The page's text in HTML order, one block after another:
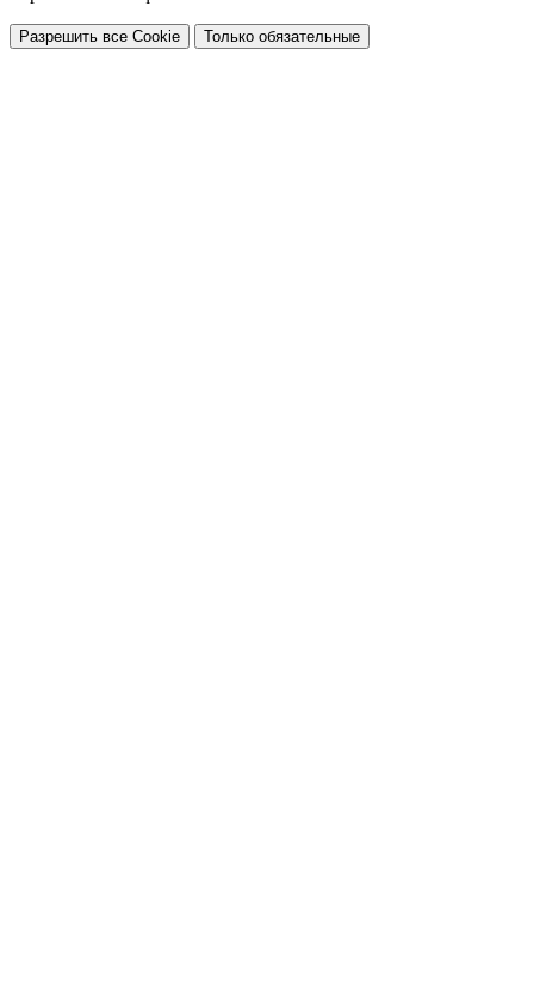
Разрешить все Cookie Только обязательные